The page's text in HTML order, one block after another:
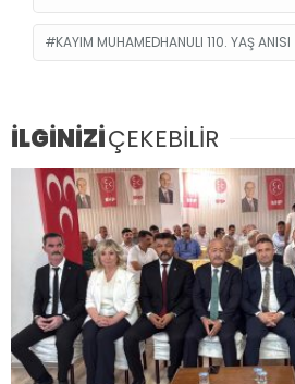
KAYIM MUHAMEDHANULI 110. YAŞ ANISI
İLGİNİZİÇEKEBİLİR